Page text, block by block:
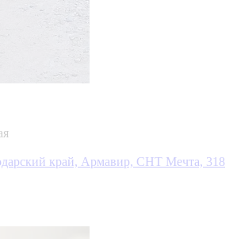
край, Армавир, СНТ Мечта, 318